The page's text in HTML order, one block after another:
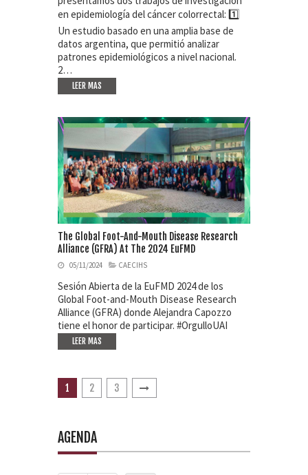
en epidemiología del cáncer colorrectal: 1️⃣
Un estudio basado en una amplia base de
datos argentina, que permitió analizar
patrones epidemiológicos a nivel nacional.
2️…
LEER MAS
The Global Foot-And-Mouth Disease Research
Alliance (GFRA) At The 2024 EuFMD
05/11/2024 CAECIHS
Sesión Abierta de la EuFMD 2024 de los
Global Foot-and-Mouth Disease Research
Alliance (GFRA) donde Alejandra Capozzo
tiene el honor de participar. #OrgulloUAI
LEER MAS
1 2 3
AGENDA